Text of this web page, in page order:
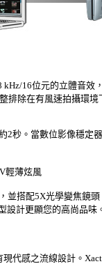
16位元的立體音效
排除在有風速拍攝環境
。當數位影像穩定
輕薄炫風
並搭配5X光學變焦鏡
設計更顯您的高尚品味
代感之流線設計。